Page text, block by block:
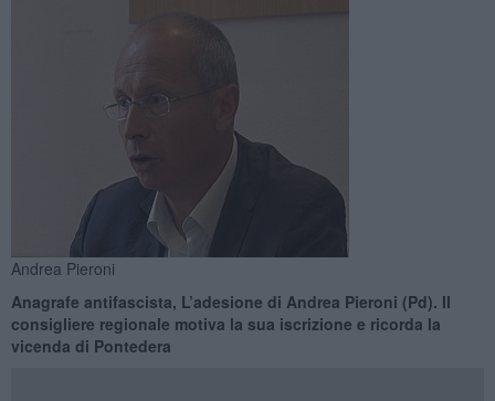
Andrea Pieroni
Anagrafe antifascista, L’adesione di Andrea Pieroni (Pd). Il
consigliere regionale motiva la sua iscrizione e ricorda la
vicenda di Pontedera